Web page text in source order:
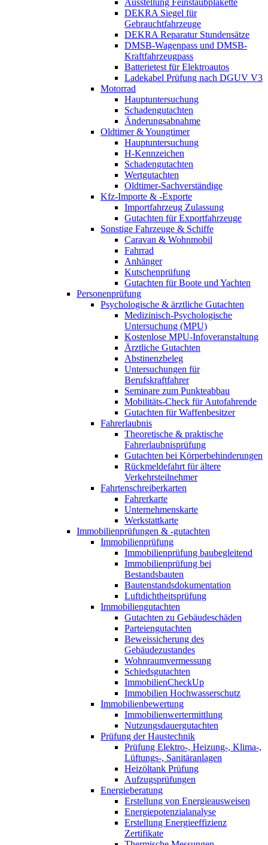
DEKRA Siegel für
Gebrauchtfahrzeuge
DEKRA Reparatur Stundensätze
DMSB-Wagenpass und DMSB-
Kraftfahrzeugpass
Batterietest für Elektroautos
Ladekabel Prüfung nach DGUV V3
Motorrad
Hauptuntersuchung
Schadengutachten
Änderungsabnahme
Oldtimer & Youngtimer
Hauptuntersuchung
H-Kennzeichen
Schadengutachten
Wertgutachten
Oldtimer-Sachverständige
Kfz-Importe & -Exporte
Importfahrzeug Zulassung
Gutachten für Exportfahrzeuge
Sonstige Fahrzeuge & Schiffe
Caravan & Wohnmobil
Fahrrad
Anhänger
Kutschenprüfung
Gutachten für Boote und Yachten
Personenprüfung
Psychologische & ärztliche Gutachten
Medizinisch-Psychologische
Untersuchung (MPU)
Kostenlose MPU-Infoveranstaltung
Ärztliche Gutachten
Abstinenzbeleg
Untersuchungen für
Berufskraftfahrer
Seminare zum Punkteabbau
Mobilitäts-Check für Autofahrende
Gutachten für Waffenbesitzer
Fahrerlaubnis
Theoretische & praktische
Fahrerlaubnisprüfung
Gutachten bei Körperbehinderungen
Rückmeldefahrt für ältere
Verkehrsteilnehmer
Fahrtenschreiberkarten
Fahrerkarte
Unternehmenskarte
Werkstattkarte
Immobilienprüfungen & -gutachten
Immobilienprüfung
Immobilienprüfung baubegleitend
Immobilienprüfung bei
Bestandsbauten
Bautenstandsdokumentation
Luftdichtheitsprüfung
Immobiliengutachten
Gutachten zu Gebäudeschäden
Parteiengutachten
Beweissicherung des
Gebäudezustandes
Wohnraumvermessung
Schiedsgutachten
ImmobilienCheckUp
Immobilien Hochwasserschutz
Immobilienbewertung
Immobilienwertermittlung
Nutzungsdauergutachten
Prüfung der Haustechnik
Prüfung Elektro-, Heizung-, Klima-,
Lüftungs-, Sanitäranlagen
Heizöltank Prüfung
Aufzugsprüfungen
Energieberatung
Erstellung von Energieausweisen
Energiepotenzialanalyse
Erstellung Energieeffizienz
Zertifikate